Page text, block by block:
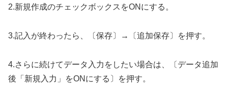
2.新規作成のチェックボックスをONにする。
3.記入が終わったら、〔保存〕→〔追加保存〕を押す。
4.さらに続けてデータ入力をしたい場合は、〔データ追加
後「新規入力」をONにする〕を押す。